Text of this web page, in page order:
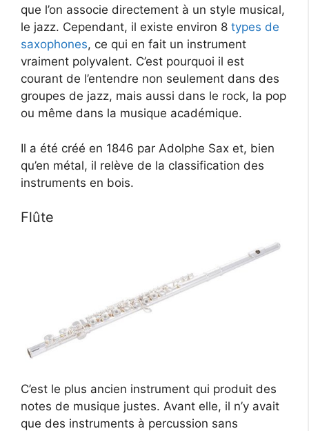
que l’on associe directement à un style musical,
le jazz. Cependant, il existe environ 8 types de
saxophones, ce qui en fait un instrument
vraiment polyvalent. C’est pourquoi il est
courant de l’entendre non seulement dans des
groupes de jazz, mais aussi dans le rock, la pop
ou même dans la musique académique.
Il a été créé en 1846 par Adolphe Sax et, bien
qu’en métal, il relève de la classification des
instruments en bois.
Flûte
C’est le plus ancien instrument qui produit des
notes de musique justes. Avant elle, il n’y avait
que des instruments à percussion sans